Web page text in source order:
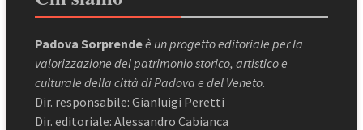
Padova Sorprendeè un progetto editoriale per la
valorizzazione del patrimonio storico, artistico e
culturale della città di Padova e del Veneto.
Dir. responsabile: Gianluigi Peretti
Dir. editoriale: Alessandro Cabianca